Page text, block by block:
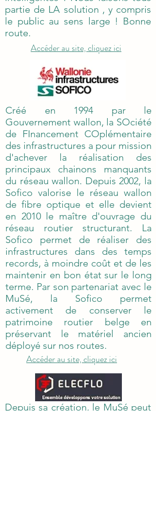
partie de LA solution , y compris
le public au sens large ! Bonne
route.
Accéder au site, cliquez ici
Créé en 1994 par le
Gouvernement wallon, la SOciété
de FInancement COplémentaire
des infrastructures a pour mission
d'achever la réalisation des
principaux chainons manquants
du réseau wallon. Depuis 2002, la
Sofico valorise le réseau wallon
de fibre optique et elle devient
en 2010 le maître d'ouvrage du
réseau routier structurant. La
Sofico permet de réaliser des
infrastructures dans des temps
records, à moindre coût et de les
maintenir en bon état sur le long
terme. Par son partenariat avec le
MuSé, la Sofico permet
activement de conserver le
patrimoine routier belge en
préservant le matériel ancien
déployé sur nos routes.
Accéder au site, cliquez ici
Depuis sa création, le MuSé peut